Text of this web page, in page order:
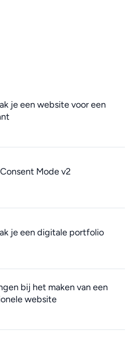
je een website voor een
Mode v2
je een digitale portfolio
bij het maken van een
website